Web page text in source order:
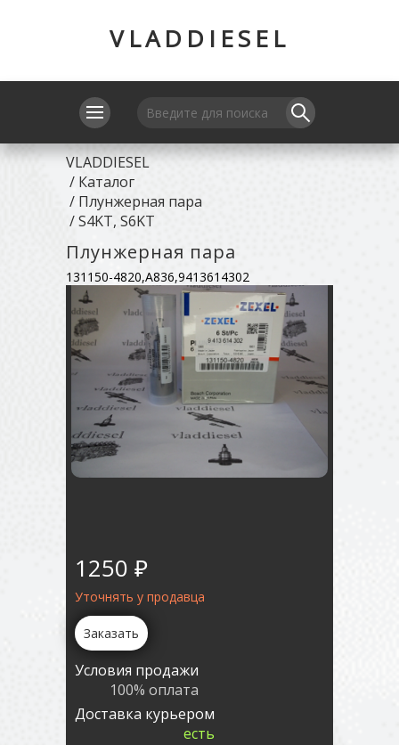
VLADDIESEL
VLADDIESEL
/ Каталог
/ Плунжерная пара
/S4KT, S6KT
Плунжерная пара
131150-4820,A836,9413614302
1250 ₽
Уточнять у продавца
Заказать
Условия продажи
100% оплата
Доставка курьером
есть